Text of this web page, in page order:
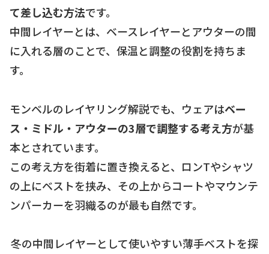
て差し込む方法です。
中間レイヤーとは、ベースレイヤーとアウターの間
に入れる層のことで、保温と調整の役割を持ちま
す。
モンベルのレイヤリング解説でも、ウェアはベー
ス・ミドル・アウターの3層で調整する考え方が基
本とされています。
この考え方を街着に置き換えると、ロンTやシャツ
の上にベストを挟み、その上からコートやマウンテ
ンパーカーを羽織るのが最も自然です。
冬の中間レイヤーとして使いやすい薄手ベストを探